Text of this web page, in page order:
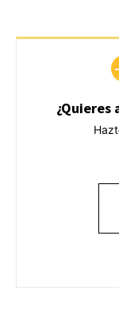
¿Quieres